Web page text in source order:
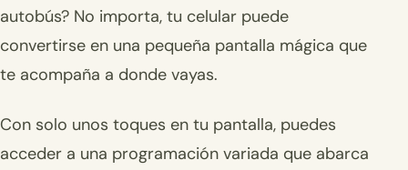
autobús? No importa, tu celular puede
convertirse en una pequeña pantalla mágica que
te acompaña a donde vayas.
Con solo unos toques en tu pantalla, puedes
acceder a una programación variada que abarca